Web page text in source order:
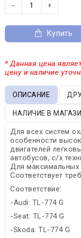
− +
Купить
* Данная цена
цену и наличие
ОПИСАНИЕ
НАЛИЧИЕ В
Для всех систем
особенности
двигателей
автобусов, с/х
Для максимальных
Соответствует
Соответствие:
-Audi: TL-774 G
-Seat: TL-774 G
-Skoda: TL-774 G